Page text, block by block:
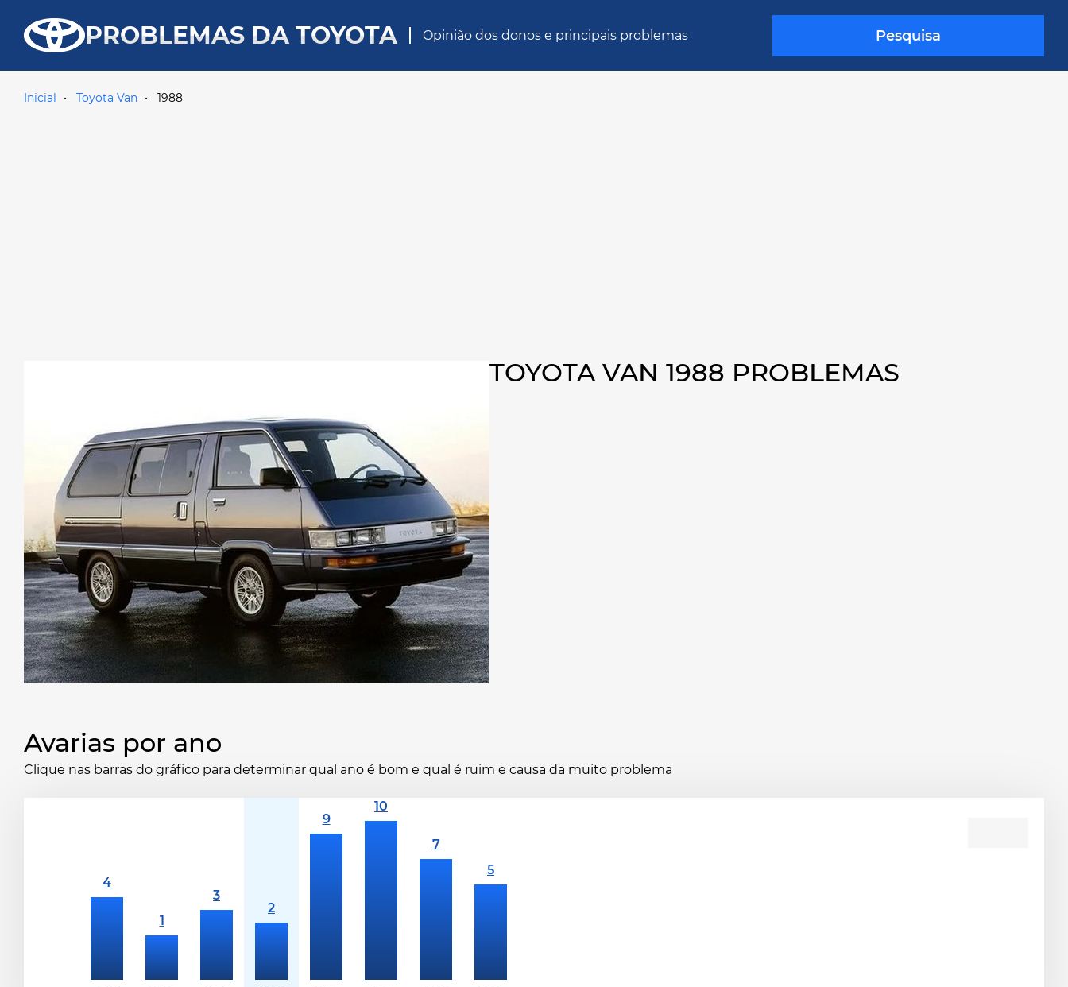
PROBLEMAS DA TOYOTA Opinião dos donos e principais problemas Pesquisa
Inicial Toyota Van 1988
TOYOTA VAN 1988 PROBLEMAS
Avarias por ano
Clique nas barras do gráfico para determinar qual ano é bom e qual é ruim e causa da muito problema